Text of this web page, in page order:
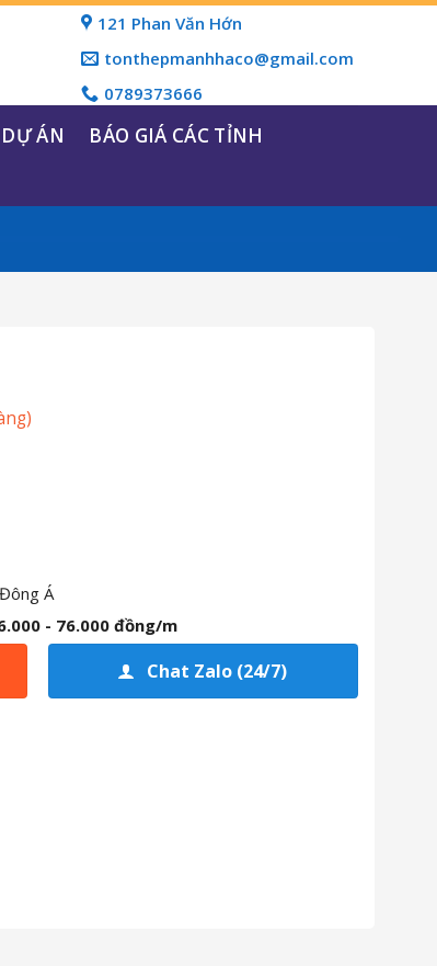
121 Phan Văn Hớn
tonthepmanhhaco@gmail.com
0789373666
DỰ ÁN
BÁO GIÁ CÁC TỈNH
Á
- 76.000 đồng/m
Chat Zalo (24/7)